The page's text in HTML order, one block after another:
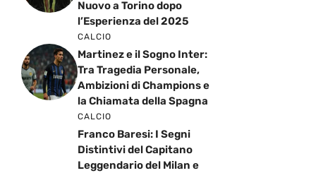
Nuovo a Torino dopo
l’Esperienza del 2025
CALCIO
Martinez e il Sogno Inter:
Tra Tragedia Personale,
Ambizioni di Champions e
la Chiamata della Spagna
CALCIO
Franco Baresi: I Segni
Distintivi del Capitano
Leggendario del Milan e